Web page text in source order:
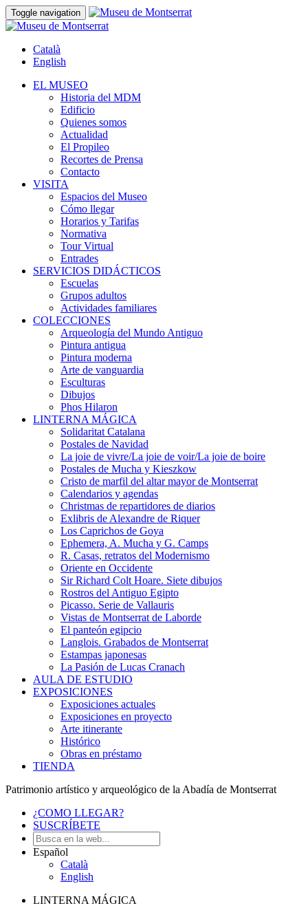
Toggle navigation
Català
English
EL MUSEO
Historia del MDM
Edificio
Quienes somos
Actualidad
El Propileo
Recortes de Prensa
Contacto
VISITA
Espacios del Museo
Cómo llegar
Horarios y Tarifas
Normativa
Tour Virtual
Entrades
SERVICIOS DIDÁCTICOS
Escuelas
Grupos adultos
Actividades familiares
COLECCIONES
Arqueología del Mundo Antiguo
Pintura antigua
Pintura moderna
Arte de vanguardia
Esculturas
Dibujos
Phos Hilaron
LINTERNA MÁGICA
Solidaritat Catalana
Postales de Navidad
La joie de vivre/La joie de voir/La joie de boire
Postales de Mucha y Kieszkow
Cristo de marfil del altar mayor de Montserrat
Calendarios y agendas
Christmas de repartidores de diarios
Exlibris de Alexandre de Riquer
Los Caprichos de Goya
Ephemera, A. Mucha y G. Camps
R. Casas, retratos del Modernismo
Oriente en Occidente
Sir Richard Colt Hoare. Siete dibujos
Rostros del Antiguo Egipto
Picasso. Serie de Vallauris
Vistas de Montserrat de Laborde
El panteón egipcio
Langlois. Grabados de Montserrat
Estampas japonesas
La Pasión de Lucas Cranach
AULA DE ESTUDIO
EXPOSICIONES
Exposiciones actuales
Exposiciones en proyecto
Arte itinerante
Histórico
Obras en préstamo
TIENDA
Patrimonio artístico y arqueológico de la Abadía de Montserrat
¿COMO LLEGAR?
SUSCRÍBETE
Español
Català
English
LINTERNA MÁGICA